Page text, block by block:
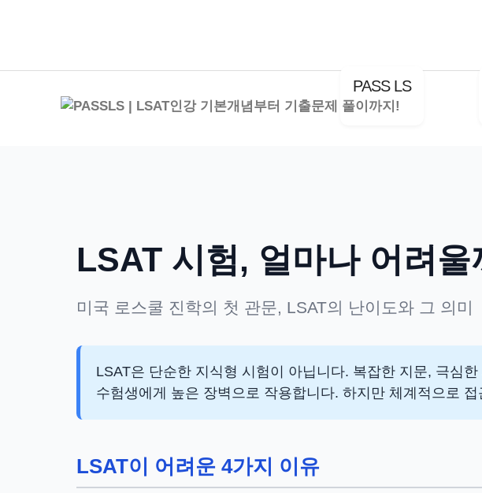
PASS LS
LSAT 시험, 얼마나 어려울
미국 로스쿨 진학의 첫 관문, LSAT의 난이도와 그 의미
LSAT은 단순한 지식형 시험이 아닙니다. 복잡한 지문, 극심
수험생에게 높은 장벽으로 작용합니다. 하지만 체계적으로
LSAT이 어려운 4가지 이유